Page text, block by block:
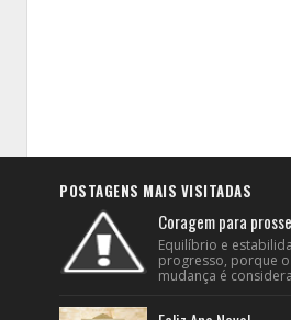
POSTAGENS MAIS VISITADAS
Coragem para
Equilíbrio e
progresso, porque
mudança é